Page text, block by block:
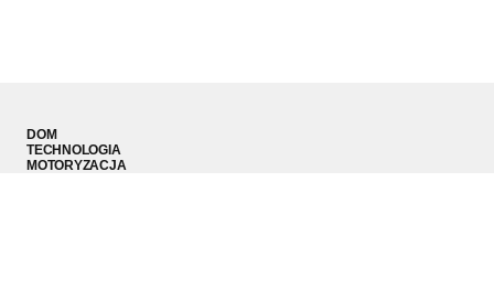
DOM
TECHNOLOGIA
MOTORYZACJA